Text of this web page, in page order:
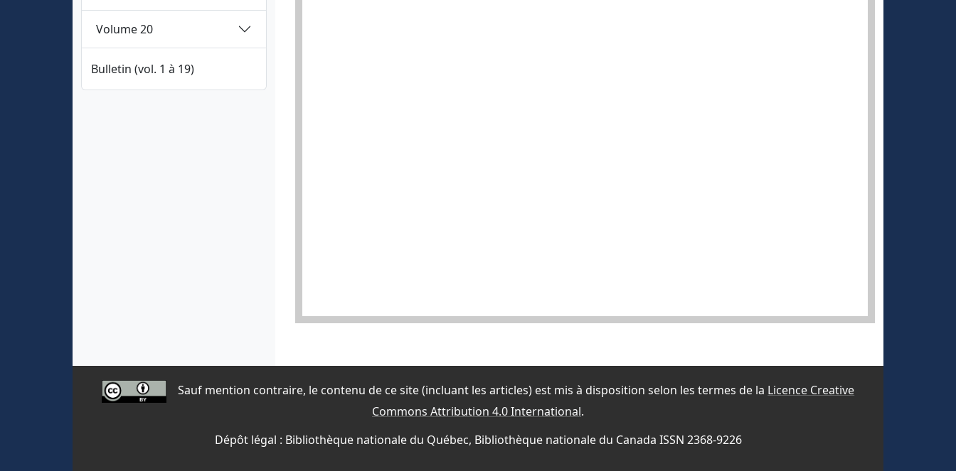
Volume 20
Bulletin (vol. 1 à 19)
Sauf mention contraire, le contenu de ce site (incluant les articles) est mis à disposition selon les termes de la Licence Creative
Commons Attribution 4.0 International.
Dépôt légal : Bibliothèque nationale du Québec, Bibliothèque nationale du Canada ISSN 2368-9226